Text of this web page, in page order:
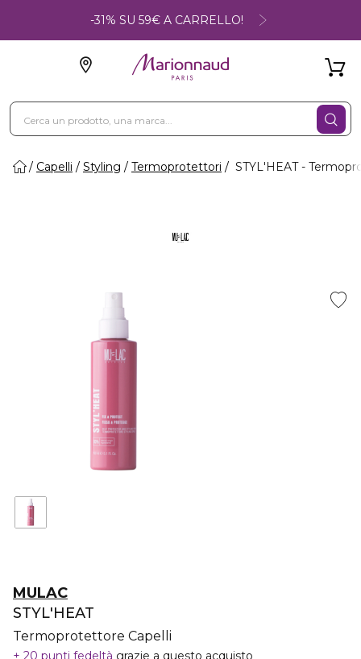
-31% SU 59€ A CARRELLO!
Capelli Styling Termoprotettori STYL'HEAT -
MULAC
STYL'HEAT
Termoprotettore Capelli
20 punti fedeltà grazie a questo acquisto